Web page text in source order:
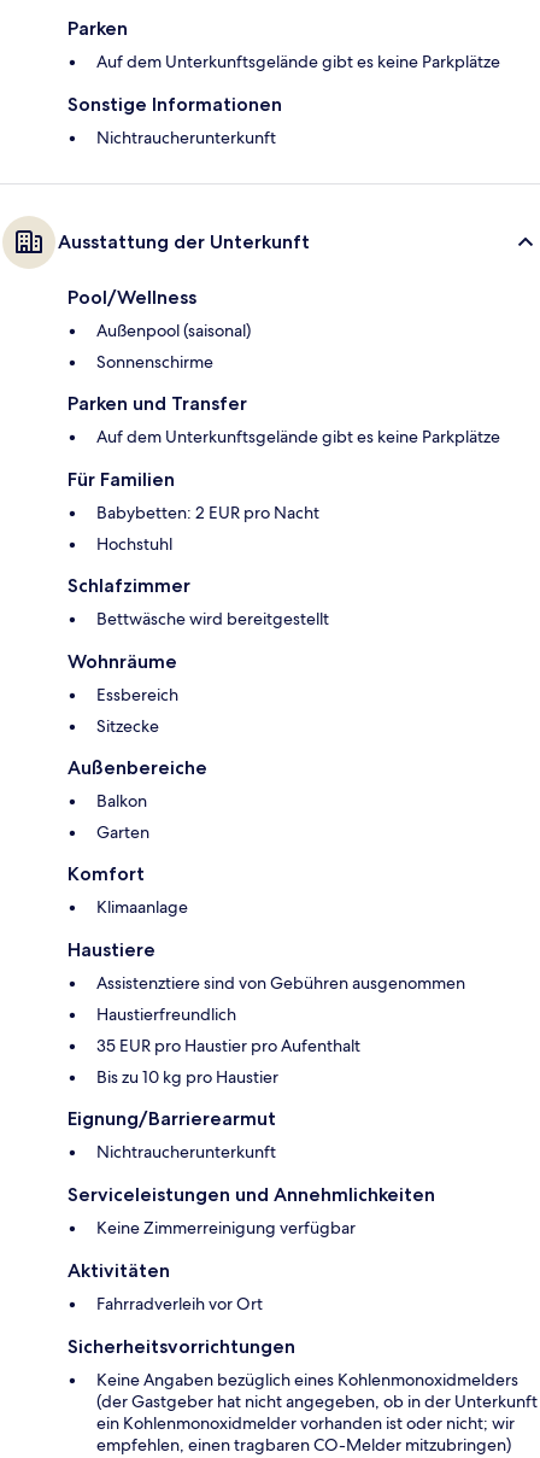
Parken
Auf dem Unterkunftsgelände gibt es keine Parkplätze
Sonstige Informationen
Nichtraucherunterkunft
Ausstattung der Unterkunft
Pool/Wellness
Außenpool (saisonal)
Sonnenschirme
Parken und Transfer
Auf dem Unterkunftsgelände gibt es keine Parkplätze
Für Familien
Babybetten: 2 EUR pro Nacht
Hochstuhl
Schlafzimmer
Bettwäsche wird bereitgestellt
Wohnräume
Essbereich
Sitzecke
Außenbereiche
Balkon
Garten
Komfort
Klimaanlage
Haustiere
Assistenztiere sind von Gebühren ausgenommen
Haustierfreundlich
35 EUR pro Haustier pro Aufenthalt
Bis zu 10 kg pro Haustier
Eignung/Barrierearmut
Nichtraucherunterkunft
Serviceleistungen und Annehmlichkeiten
Keine Zimmerreinigung verfügbar
Aktivitäten
Fahrradverleih vor Ort
Sicherheitsvorrichtungen
Keine Angaben bezüglich eines Kohlenmonoxidmelders
(der Gastgeber hat nicht angegeben, ob in der Unterkunft
ein Kohlenmonoxidmelder vorhanden ist oder nicht; wir
empfehlen, einen tragbaren CO-Melder mitzubringen)